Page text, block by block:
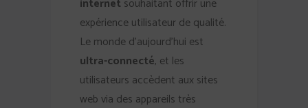
internet souhaitant offrir une
expérience utilisateur de qualité.
Le monde d’aujourd’hui est
ultra-connecté, et les
utilisateurs accèdent aux sites
web via des appareils très